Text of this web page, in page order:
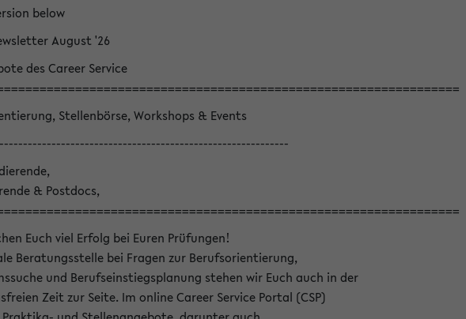
below
August '26
des Career Service
Stellenbörse, Workshops & Events
& Postdocs,
Euch viel Erfolg bei Euren Prüfungen!
Beratungsstelle bei Fragen zur Berufsorientierung,
und Berufseinstiegsplanung stehen wir Euch auch in der
Zeit zur Seite. Im online Career Service Portal (CSP)